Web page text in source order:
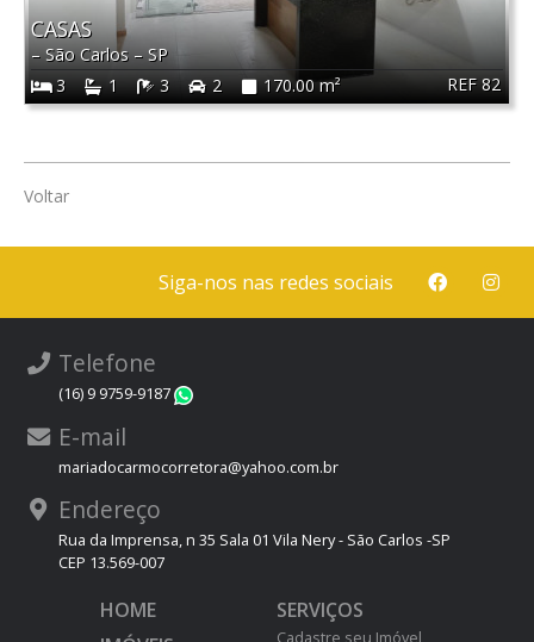
REF 82
CASAS
–São Carlos–SP
3
1 3 2 170.00 m²
Voltar
Siga-nos nas redes sociais
Telefone
(16) 9 9759-9187
E-mail
mariadocarmocorretora@yahoo.com.br
Endereço
Rua da Imprensa, n 35 Sala 01 Vila Nery - São Carlos -SP
CEP 13.569-007
HOME
SERVIÇOS
Cadastre seu Imóvel